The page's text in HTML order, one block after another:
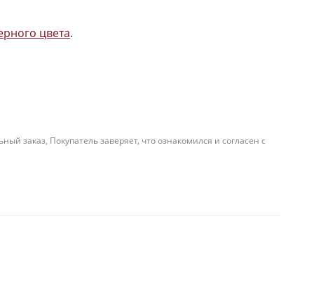
цвета.
заказ, Покупатель заверяет, что ознакомился и согласен с